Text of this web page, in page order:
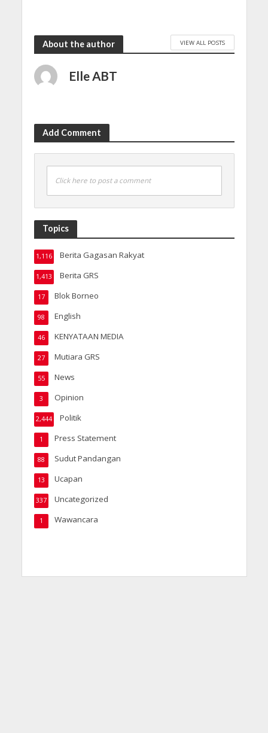
About the author VIEW ALL POSTS
Elle ABT
Add Comment
Click here to post a comment
Topics
Berita Gagasan Rakyat
1,116
Berita GRS
1,413
Blok Borneo
17
English
98
KENYATAAN MEDIA
46
Mutiara GRS
27
News
55
Opinion
3
Politik
2,444
Press Statement
1
Sudut Pandangan
88
Ucapan
13
Uncategorized
337
Wawancara
1